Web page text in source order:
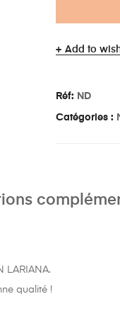
Add to
Réf: ND
Catégories :
LARIANA.
qualité !